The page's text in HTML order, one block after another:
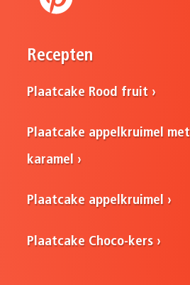
Recepten
Plaatcake Rood fruit
Plaatcake appelkruimel
karamel
Plaatcake appelkruimel
Plaatcake Choco-kers